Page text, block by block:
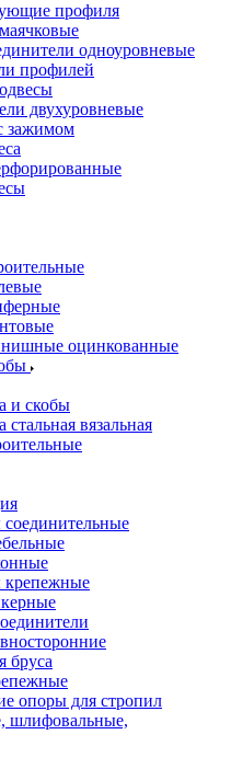
профиля
одноуровневые
профилей
двухуровневые
зажимом
оцинкованные
и скобы
вязальная
крепежные
бруса
опоры для стропил
шлифовальные,